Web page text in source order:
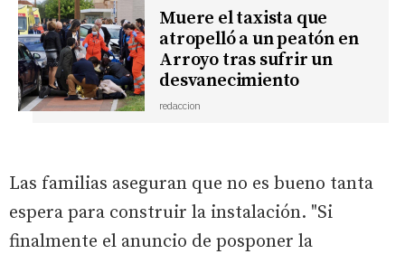
Muere el taxista que
atropelló a un peatón en
Arroyo tras sufrir un
desvanecimiento
redaccion
Las familias aseguran que no es bueno tanta
espera para construir la instalación. "Si
finalmente el anuncio de posponer la